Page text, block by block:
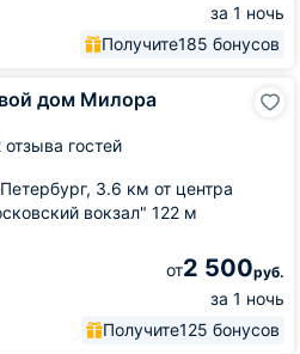
за 1 ночь
Получите185 бонусов
дом Милора
отзыва гостей
3.6 км от центра
вокзал" 122 м
от2 500руб.
за 1 ночь
Получите125 бонусов